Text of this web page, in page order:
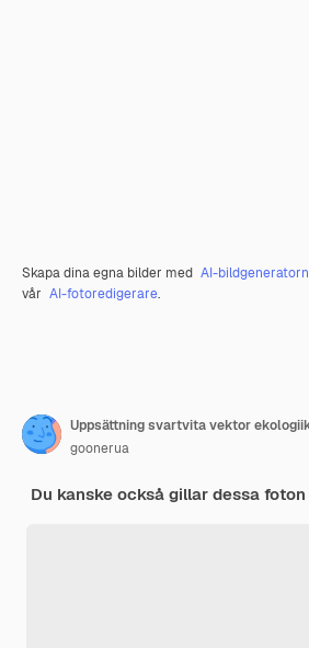
Skapa dina egna bilder med AI-bildgeneratorn
vår AI-fotoredigerare.
goonerua
Du kanske också gillar dessa foton